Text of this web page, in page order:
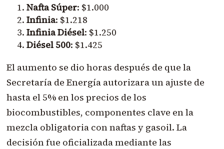
Nafta Súper: $1.000
Infinia: $1.218
Infinia Diésel: $1.250
Diésel 500: $1.425
El aumento se dio horas después de que la
Secretaría de Energía autorizara un ajuste de
hasta el 5% en los precios de los
biocombustibles, componentes clave en la
mezcla obligatoria con naftas y gasoil. La
decisión fue oficializada mediante las